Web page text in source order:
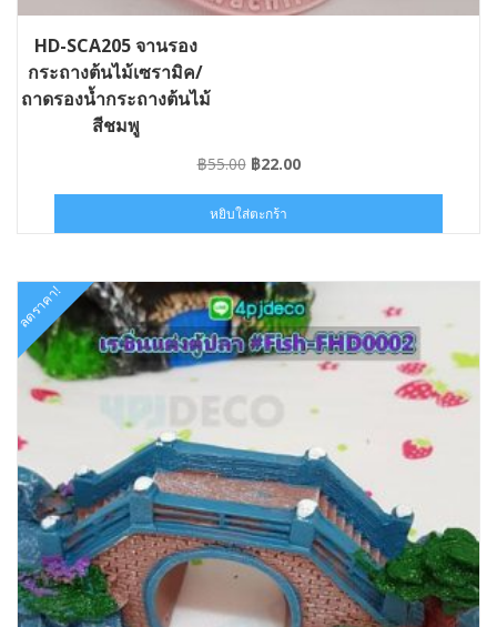
HD-SCA205 จานรอง
กระถางต้นไม้เซรามิค/
ถาดรองน้ำกระถางต้นไม้
สีชมพู
฿55.00 Original
was:
฿55.00.
฿22.00Current
฿22.00.
หยิบใส่ตะกร้า
ลดราคา!